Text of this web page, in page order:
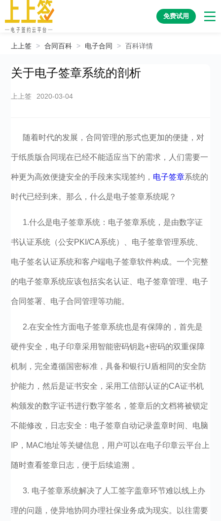
免费试用
上上签 > 合同百科 > 电子合同 > 百科详情
关于电子签章系统的剖析
上上签 2020-03-04
随着时代的发展，合同管理的形式也更加的便捷，对
于纸质版合同现在已经不能适应当下的需求，人们需要一
种更为高效便捷安全的手段来实现签约， 电子签章系统的
时代已经到来。那么，什么是电子签章系统呢？
1.什么是电子签章系统：电子签章系统，是由数字证
书认证系统（公安PKI/CA系统）、电子签章管理系统、
电子签名认证系统和客户端电子签章软件构成。一个完整
的电子签章系统应该包括实名认证、电子签章管理、电子
合同签署、电子合同管理等功能。
2.在安全性方面电子签章系统也是有保障的，首先是
硬件安全，电子印章采用智能密码钥匙+密码的双重保障
机制，完全遵循国密标准，具备和银行U盾相同的安全防
护能力，然后是证书安全，采用工信部认证的CA证书机
构颁发的数字证书进行数字签名，签章后的文档将被锁定
不能修改，日志安全：电子签章自动记录盖章时间、电脑
IP，MAC地址等关键信息，用户可以在电子印章云平台上
随时查看签章日志，便于后续追溯 。
3. 电子签章系统解决了人工签字盖章环节难以线上办
理的问题，使异地协同办理社保业务成为现实。以往需要